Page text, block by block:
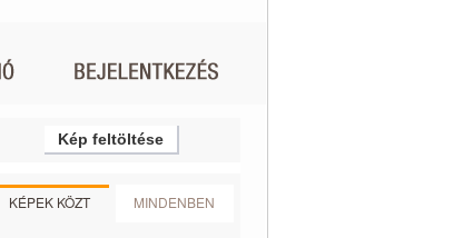
Kép feltöltése
KÉPEK KÖZT MINDENBEN